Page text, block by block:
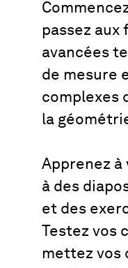
passez
avancées
de mesure
complexes
la
Apprenez
à des
et des
Testez vos
mettez vos